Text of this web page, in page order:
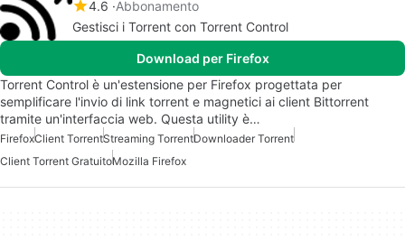
4.6 Abbonamento
Gestisci i Torrent con Torrent Control
Download per Firefox
Torrent Control è un'estensione per Firefox progettata per
semplificare l'invio di link torrent e magnetici ai client Bittorrent
tramite un'interfaccia web. Questa utility è…
FirefoxClient TorrentStreaming TorrentDownloader Torrent
Client Torrent GratuitoMozilla Firefox